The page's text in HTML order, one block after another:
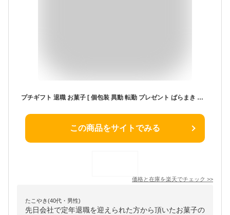
プチギフト 退職 お菓子 [ 個包装 異動 転勤 プレゼント ばらまき お配り スイーツ お礼 感謝 御礼 挨拶 送別会 お返し 卒園 おしゃれ おすすめ 人気 まとめ買い メッセージ 300円 500円 安い カステラ ありがとう 大量 配る お礼の品 かわいい 大量注文 お年賀] TK20
この商品をサイトでみる
価格と在庫を楽天でチェック >>
たこやき(40代・男性)
先日会社で定年退職を迎えられた方から頂いたお菓子の